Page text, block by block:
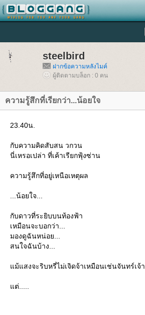
steelbird
ฝากข้อความหลังไมค์
ผู้ติดตามบล็อก : 0 คน
ความรู้สึกที่เรียกว่า...น้อยใจ
23.40น.
กับความคิดสับสน วกวน
นี่เหรอเปล่า ที่เค้าเรียกฟุ้งซ่าน
ความรู้สึกที่อยู่เหนือเหตุผล
...น้อยใจ...
กับดาวที่ระยิบบนท้องฟ้า
เหมือนจะบอกว่า...
มองดูฉันหน่อย...
สนใจฉันบ้าง...
ม้แสงจะริบหรี่ไม่เจิดจ้าเหมือนเช่นจันทร์เจ้า
ต่.....